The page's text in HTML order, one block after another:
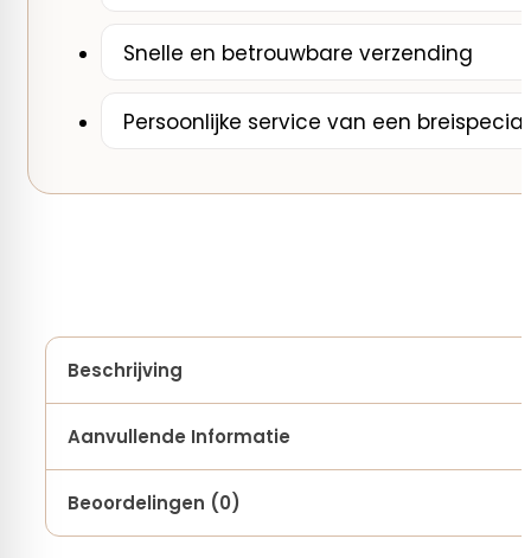
Snelle en betrouwbare verzending
Persoonlijke service van een
Beschrijving
Aanvullende Informatie
Samenstelling
Beoordelingen (0)